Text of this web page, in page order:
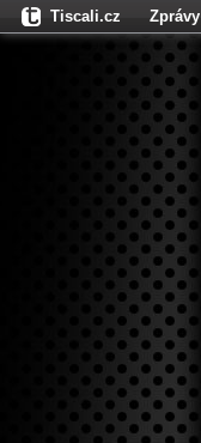
Tiscali.cz Zprávy
Fights.cz